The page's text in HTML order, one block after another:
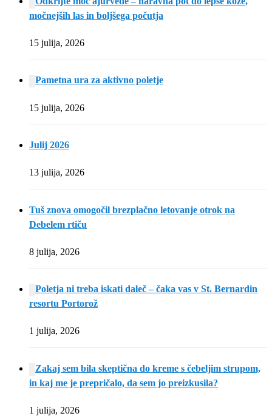
močnejših las in boljšega počutja
15 julija, 2026
Pametna ura za aktivno poletje
15 julija, 2026
Julij 2026
13 julija, 2026
Tuš znova omogočil brezplačno letovanje otrok na
Debelem rtiču
8 julija, 2026
Poletja ni treba iskati daleč – čaka vas v St. Bernardin
resortu Portorož
1 julija, 2026
Zakaj sem bila skeptična do kreme s čebeljim strupom,
in kaj me je prepričalo, da sem jo preizkusila?
1 julija, 2026